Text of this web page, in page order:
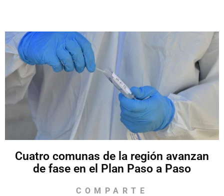
Cuatro comunas de la región avanzan
de fase en el Plan Paso a Paso
COMPARTE